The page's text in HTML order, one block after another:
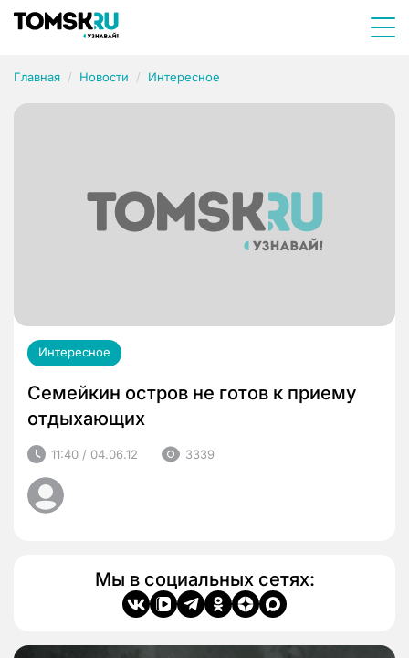
Главная Новости Интересное
Интересное
Семейкин остров не готов к приему
отдыхающих
11:40 / 04.06.12 3339
Мы в социальных сетях: